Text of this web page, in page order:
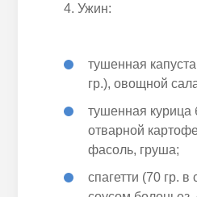
Ужин:
тушенная
гр.), овощной
тушенная курица
отварной
фасоль, груша;
спагетти (70 гр. в